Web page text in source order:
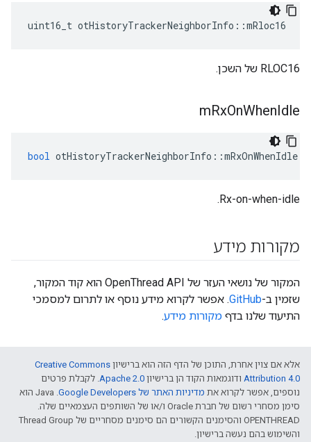
uint16_t otHistoryTrackerNeighborInfo ::mRloc16
RLOC16 של השכן.
mRxOnWhenIdle
bool otHistoryTrackerNeighborInfo ::mRxOnWhenIdle
Rx-on-when-idle.
מקורות מידע
המקור של נושאי העזר של OpenThread API הוא קוד המקור,
שזמין ב-GitHub. אפשר לקרוא מידע נוסף או לתרום למסמכי
התיעוד שלנו בדף מקורות מידע.
אלא אם צוין אחרת, התוכן של הדף הזה הוא ברישיון Creative Commons
Attribution 4.0‏ ודוגמאות הקוד הן ברישיון Apache 2.0‏. לקבלת פרטים
נוספים, אפשר לקרוא את מדיניות האתר של Google Developers‏
.‏ Java הוא
סימן מסחרי רשום של חברת Oracle ו/או של השותפים העצמאיים שלה.
‫OPENTHREAD והסימנים הקשורים הם סימנים מסחריים של Thread Group
והשימוש בהם נעשה ברישיון.